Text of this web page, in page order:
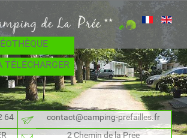
64
contact@camping-prefailles.fr
2 Chemin de la Prée
TÉLÉCHARGER